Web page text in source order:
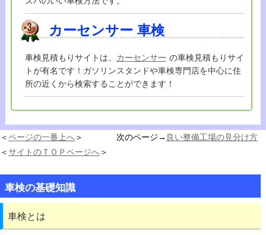
カーセンサー 車検
車検見積もりサイトは、 カーセンサー の車検見積もりサイ
トが有名です！ガソリンスタンドや車検専門店を中心に住
所の近くから検索することができます！
＜ページの一番上へ＞ 次のページ→ 良い整備工場の見分け方
＜サイトのＴＯＰページへ＞
車検の基礎知識
車検とは